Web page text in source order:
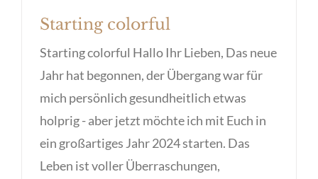
Starting colorful
Starting colorful Hallo Ihr Lieben, Das neue
Jahr hat begonnen, der Übergang war für
mich persönlich gesundheitlich etwas
holprig - aber jetzt möchte ich mit Euch in
ein großartiges Jahr 2024 starten. Das
Leben ist voller Überraschungen,